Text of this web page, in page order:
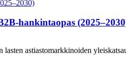
hankintaopas
astiastomarkkinoiden